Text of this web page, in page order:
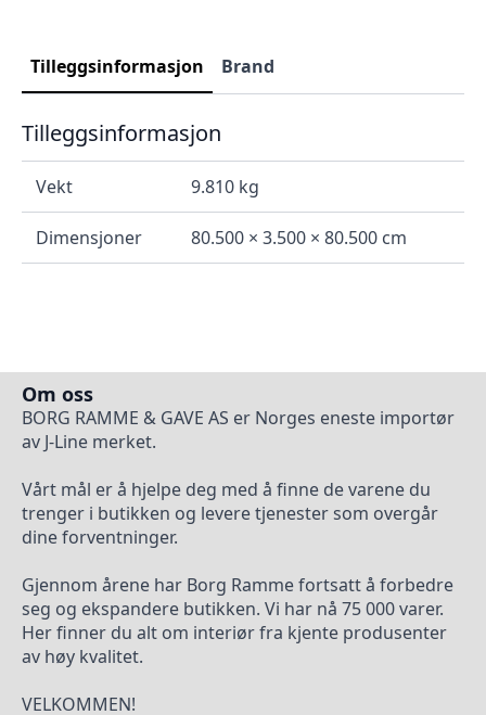
Tilleggsinformasjon Brand
Tilleggsinformasjon
Vekt 9.810 kg
Dimensjoner 80.500 × 3.500 × 80.500 cm
Om oss
BORG RAMME & GAVE AS er Norges eneste importør
av J-Line merket.
Vårt mål er å hjelpe deg med å finne de varene du
trenger i butikken og levere tjenester som overgår
dine forventninger.
Gjennom årene har Borg Ramme fortsatt å forbedre
seg og ekspandere butikken. Vi har nå 75 000 varer.
Her finner du alt om interiør fra kjente produsenter
av høy kvalitet.
VELKOMMEN!